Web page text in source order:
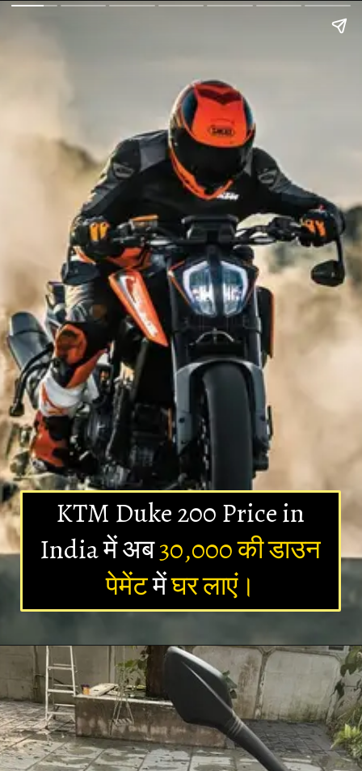
KTM Duke 200 Price in
India में अब30,000 की डाउन
पेमेंटमेंघर लाएं।